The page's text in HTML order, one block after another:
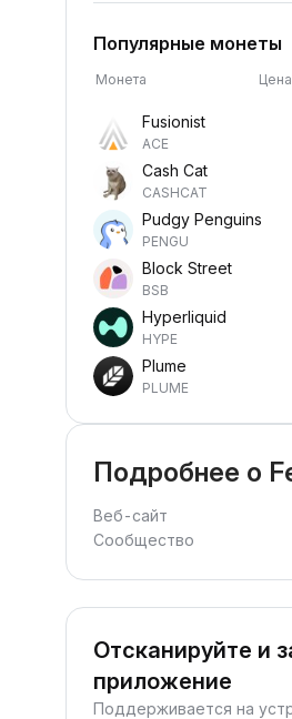
Популярные монеты
Монета
Fusionist
ACE
Cash Cat
CASHCAT
Pudgy Penguins
PENGU
Block Street
BSB
Hyperliquid
HYPE
Plume
PLUME
Подробнее о
Веб-сайт
Сообщество
Отсканируйте и
приложение
Поддерживается на